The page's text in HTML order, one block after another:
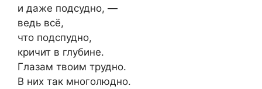
и даже подсудно, —
ведь всё,
что подспудно,
кричит в глубине.
Глазам твоим трудно.
В них так многолюдно.